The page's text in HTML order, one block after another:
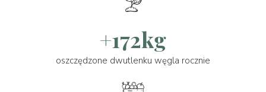
+172kg
oszczędzone dwutlenku węgla rocznie